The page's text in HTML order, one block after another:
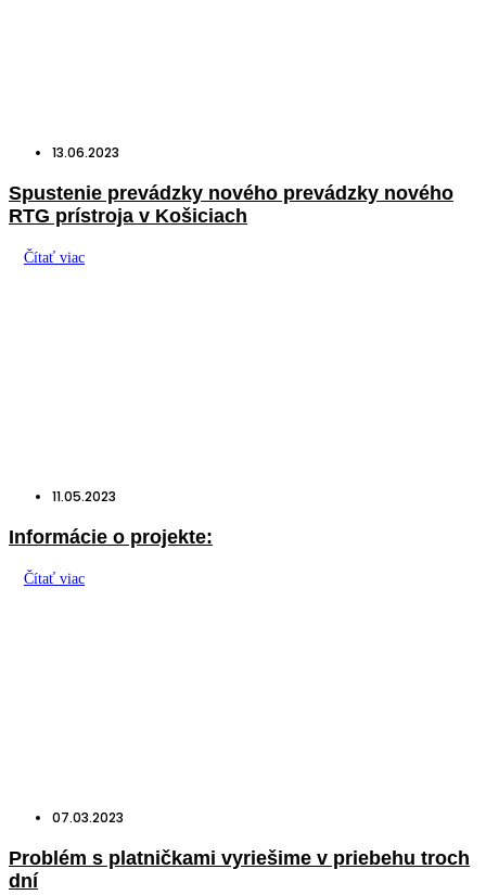
13.06.2023
Spustenie prevádzky nového prevádzky nového
RTG prístroja v Košiciach
Čítať viac
11.05.2023
Informácie o projekte:
Čítať viac
07.03.2023
Problém s platničkami vyriešime v priebehu troch
dní